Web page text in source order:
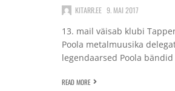
KITARR.EE 9. MAI 2017
13. mail väisab klubi
Poola metalmuusika
legendaarsed Poola
READ MORE